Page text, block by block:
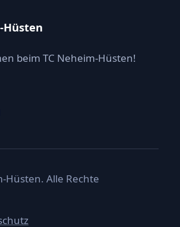
Hüsten
beim TC Neheim-Hüsten!
Hüsten. Alle Rechte